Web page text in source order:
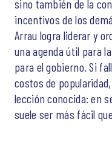
sino también de la
incentivos de los
Arrau logra liderar y
una agenda útil para
para el gobierno. Si
costos de
lección conocida: en
suele ser más fácil